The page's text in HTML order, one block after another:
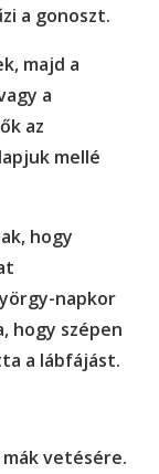
a gonoszt.
majd a
a
az
mellé
hogy
napkor
hogy szépen
a lábfájást.
vetésére.